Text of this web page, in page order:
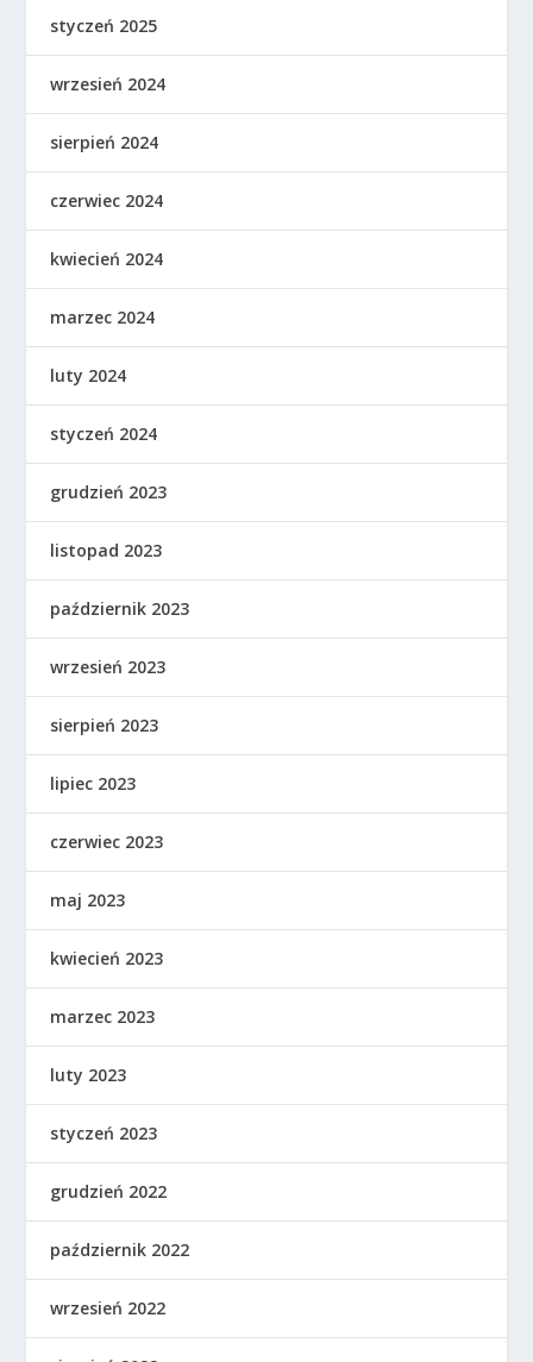
styczeń 2025
wrzesień 2024
sierpień 2024
czerwiec 2024
kwiecień 2024
marzec 2024
luty 2024
styczeń 2024
grudzień 2023
listopad 2023
październik 2023
wrzesień 2023
sierpień 2023
lipiec 2023
czerwiec 2023
maj 2023
kwiecień 2023
marzec 2023
luty 2023
styczeń 2023
grudzień 2022
październik 2022
wrzesień 2022